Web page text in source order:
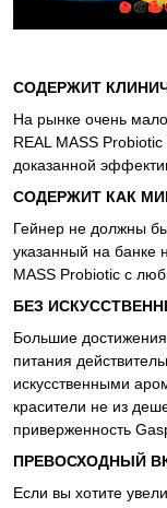
СОДЕРЖИТ
На рынке очень
REAL MASS
доказанной
СОДЕРЖИТ КАК
Гейнер не должны
указанный на банке
MASS Probiotic с
БЕЗ
Большие
питания
искусственными
красители не из
приверженность
ПРЕВОСХОДНЫЙ
Если вы хотите